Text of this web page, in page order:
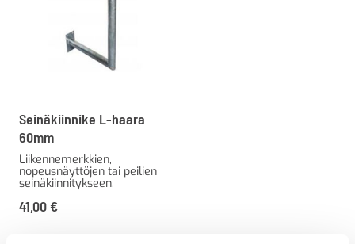
Seinäkiinnike L-haara
60mm
Liikennemerkkien,
nopeusnäyttöjen tai peilien
seinäkiinnitykseen.
41,00 €